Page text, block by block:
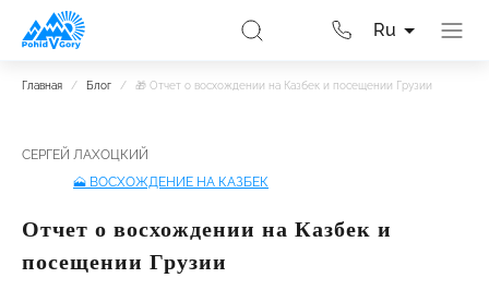
Ru
Главная / Блог / 🎁 Отчет о восхождении на Казбек и посещении Грузии
СЕРГЕЙ ЛАХОЦКИЙ
🗻 ВОСХОЖДЕНИЕ НА КАЗБЕК
Отчет о восхождении на Казбек и
посещении Грузии